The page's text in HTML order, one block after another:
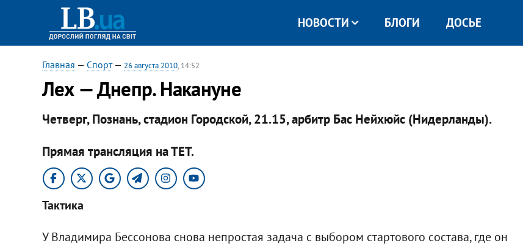
НОВОСТИ БЛОГИ ДОСЬЕ
Главная — Спорт— 26 августа 2010, 14:52
Лех — Днепр. Накануне
Четверг, Познань, стадион Городской, 21.15, арбитр Бас Нейхюйс (Нидерланды).
Прямая трансляция на ТЕТ.
Тактика
У Владимира Бессонова снова непростая задача с выбором стартового состава, где он